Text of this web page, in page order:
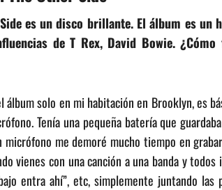
es un disco brillante. El álbum es
de T Rex, David Bowie.
álbum solo en mi habitación en Brooklyn, es
Tenía una pequeña batería que
micrófono me demoré mucho tiempo en
vienes con una canción a una banda y
entra ahí”, etc, simplemente juntando